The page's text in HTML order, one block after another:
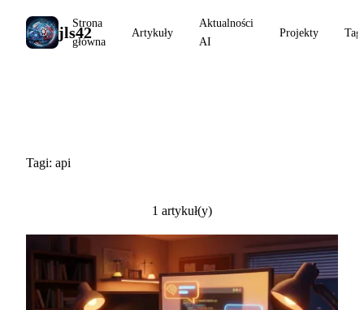
jls42
Strona
główna
Artykuły
Aktualności
AI
Projekty Tagi
Tagi: api
1 artykuł(y)